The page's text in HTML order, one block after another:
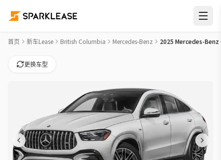
2025 Mercedes-Benz GLE AMG GLE 53 Car Lease Deals in 本
首页 新车Lease British Columbia Mercedes-Benz 2025 Mercedes-Benz
更换车型